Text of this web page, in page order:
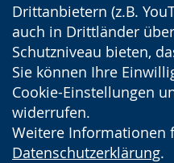
Drittanbietern (z.B.
auch in Drittländer
Schutzniveau bieten,
Sie können Ihre
Cookie-Einstellungen
widerrufen.
Weitere Informationen
Datenschutzerklärung.